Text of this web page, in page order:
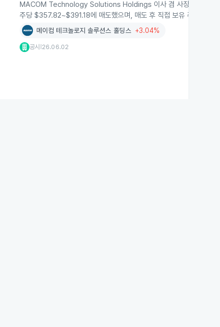
MACOM Technology Solutions Holdings 이사 겸 사장 및 CEO
주당 $357.82~$391.18에 매도했으며, 매도 후 직접 보유 주식은 3
메이컴 테크놀로지 솔루션스 홀딩스 +3.04%
공시 26.06.02